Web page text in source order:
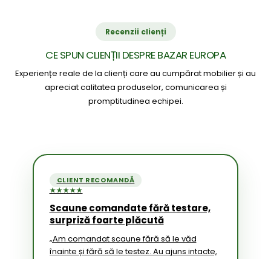
Recenzii clienți
CE SPUN CLIENȚII DESPRE BAZAR EUROPA
Experiențe reale de la clienți care au cumpărat mobilier și au
apreciat calitatea produselor, comunicarea și
promptitudinea echipei.
CLIENT RECOMANDĂ
★★★★★
Scaune comandate fără testare,
surpriză foarte plăcută
„Am comandat scaune fără să le văd
înainte și fără să le testez. Au ajuns intacte,